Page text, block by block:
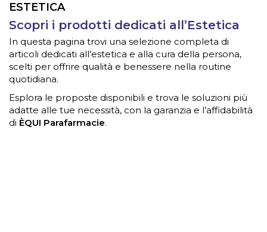
ESTETICA
Scopri i prodotti dedicati all’Estetica
In questa pagina trovi una selezione completa di
articoli dedicati all’estetica e alla cura della persona,
scelti per offrire qualità e benessere nella routine
quotidiana.
Esplora le proposte disponibili e trova le soluzioni più
adatte alle tue necessità, con la garanzia e l’affidabilità
di ÈQUI Parafarmacie.